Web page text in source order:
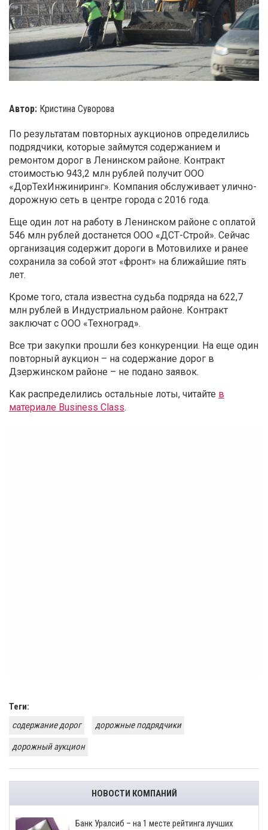
Автор: Кристина Суворова
По результатам повторных аукционов определились
подрядчики, которые займутся содержанием и
ремонтом дорог в Ленинском районе. Контракт
стоимостью 943,2 млн рублей получит ООО
«ДорТехИнжиниринг». Компания обслуживает улично-
дорожную сеть в центре города с 2016 года.
Еще один лот на работу в Ленинском районе с оплатой
546 млн рублей достанется ООО «ДСТ-Строй». Сейчас
организация содержит дороги в Мотовилихе и ранее
сохранила за собой этот «фронт» на ближайшие пять
лет.
Кроме того, стала известна судьба подряда на 622,7
млн рублей в Индустриальном районе. Контракт
заключат с ООО «Техноград».
Все три закупки прошли без конкуренции. На еще один
повторный аукцион – на содержание дорог в
Дзержинском районе – не подано заявок.
Как распределились остальные лоты, читайте в
материале Business Class.
Теги:
содержание дорог
дорожные подрядчики
дорожный аукцион
НОВОСТИ КОМПАНИЙ
Банк Уралсиб – на 1 месте рейтинга лучших